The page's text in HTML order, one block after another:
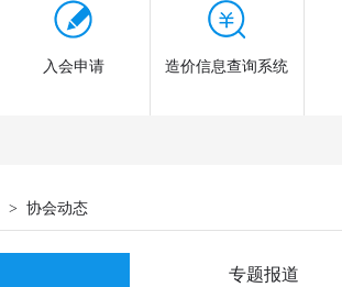
入会申请 造价信息查询系统
> 协会动态
专题报道